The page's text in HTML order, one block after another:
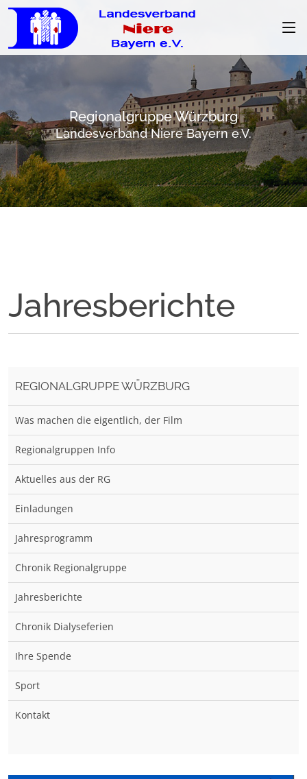
Regionalgruppe Würzburg
Landesverband Niere Bayern e.V.
Jahresberichte
REGIONALGRUPPE WÜRZBURG
Was machen die eigentlich, der Film
Regionalgruppen Info
Aktuelles aus der RG
Einladungen
Jahresprogramm
Chronik Regionalgruppe
Jahresberichte
Chronik Dialyseferien
Ihre Spende
Sport
Kontakt